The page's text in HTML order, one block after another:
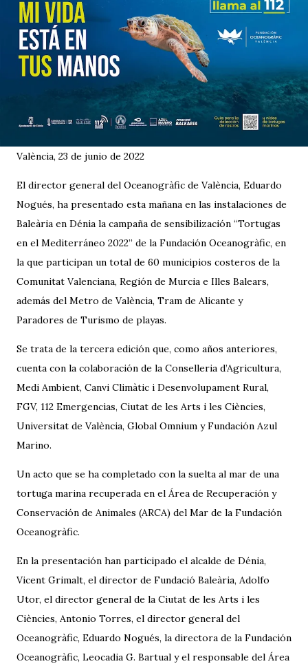
València, 23 de junio de 2022
El director general del Oceanogràfic de València, Eduardo
Nogués, ha presentado esta mañana en las instalaciones de
Baleària en Dénia la campaña de sensibilización “Tortugas
en el Mediterráneo 2022” de la Fundación Oceanogràfic, en
la que participan un total de 60 municipios costeros de la
Comunitat Valenciana, Región de Murcia e Illes Balears,
además del Metro de València, Tram de Alicante y
Paradores de Turismo de playas.
Se trata de la tercera edición que, como años anteriores,
cuenta con la colaboración de la Conselleria d’Agricultura,
Medi Ambient, Canvi Climàtic i Desenvolupament Rural,
FGV, 112 Emergencias, Ciutat de les Arts i les Ciències,
Universitat de València, Global Omnium y Fundación Azul
Marino.
Un acto que se ha completado con la suelta al mar de una
tortuga marina recuperada en el Área de Recuperación y
Conservación de Animales (ARCA) del Mar de la Fundación
Oceanogràfic.
En la presentación han participado el alcalde de Dénia,
Vicent Grimalt, el director de Fundació Baleària, Adolfo
Utor, el director general de la Ciutat de les Arts i les
Ciències, Antonio Torres, el director general del
Oceanogràfic, Eduardo Nogués, la directora de la Fundación
Oceanogràfic, Leocadia G. Bartual y el responsable del Área